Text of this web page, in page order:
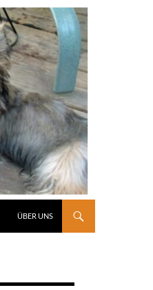
ÜBER UNS